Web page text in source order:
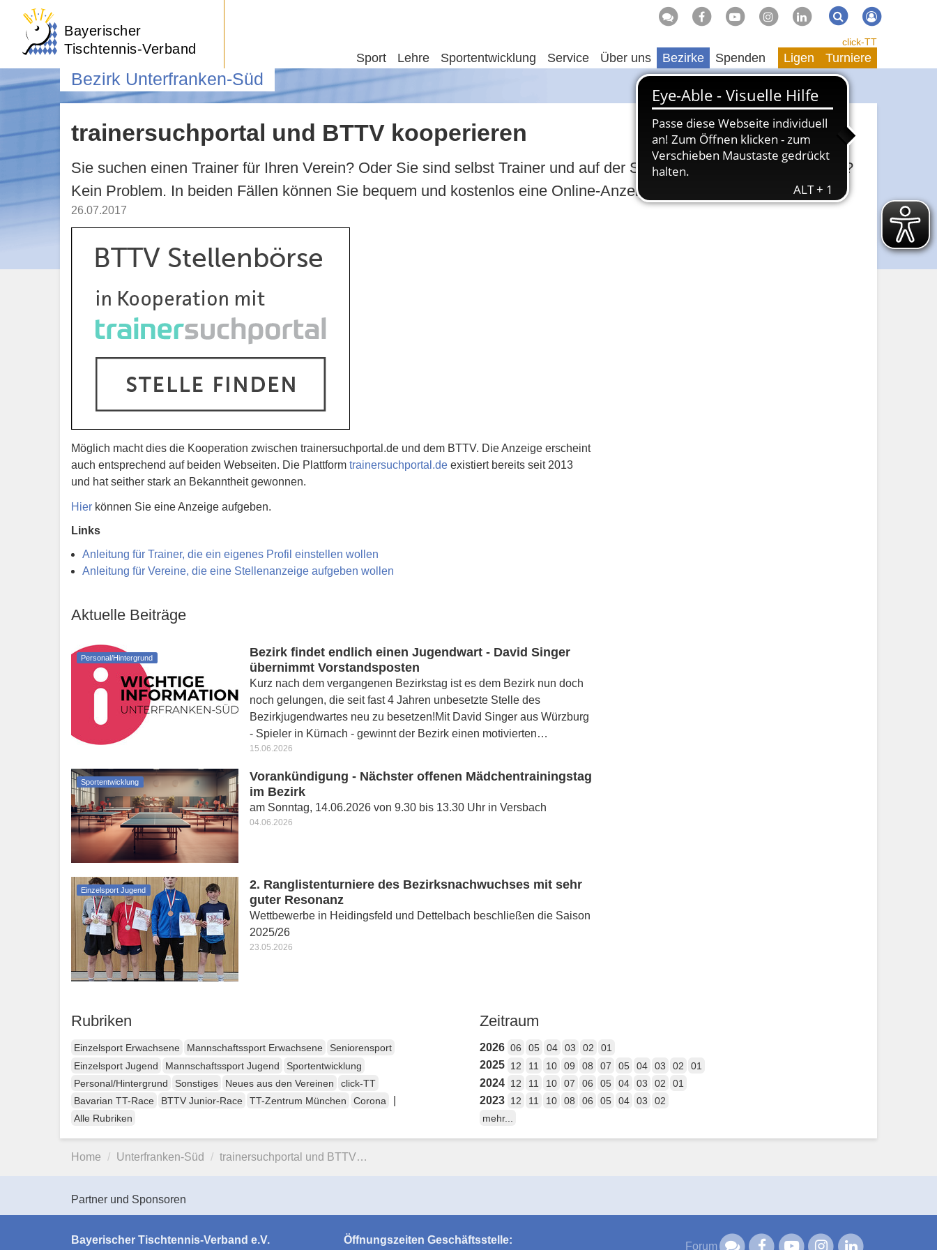
Bayerischer
Tischtennis-Verband
Suche Suchen
Sport Lehre Sportentwicklung Service Über uns Bezirke Spenden
click-TT
Ligen Turniere
Bezirk Unterfranken-Süd
trainersuchportal und BTTV kooperieren
Sie suchen einen Trainer für Ihren Verein? Oder Sie sind selbst Trainer und auf der Suche nach einem Engagement?
Kein Problem. In beiden Fällen können Sie bequem und kostenlos eine Online-Anzeige aufgeben.
26.07.2017
Möglich macht dies die Kooperation zwischen trainersuchportal.de und dem BTTV. Die Anzeige erscheint
auch entsprechend auf beiden Webseiten. Die Plattform trainersuchportal.de existiert bereits seit 2013
und hat seither stark an Bekanntheit gewonnen.
Hier können Sie eine Anzeige aufgeben.
Links
Anleitung für Trainer, die ein eigenes Profil einstellen wollen
Anleitung für Vereine, die eine Stellenanzeige aufgeben wollen
Aktuelle Beiträge
Personal/Hintergrund
Bezirk findet endlich einen Jugendwart - David Singer
übernimmt Vorstandsposten
Kurz nach dem vergangenen Bezirkstag ist es dem Bezirk nun doch
noch gelungen, die seit fast 4 Jahren unbesetzte Stelle des
Bezirkjugendwartes neu zu besetzen!Mit David Singer aus Würzburg
- Spieler in Kürnach - gewinnt der Bezirk einen motivierten…
15.06.2026
Sportentwicklung
Vorankündigung - Nächster offenen Mädchentrainingstag
im Bezirk
am Sonntag, 14.06.2026 von 9.30 bis 13.30 Uhr in Versbach
04.06.2026
Einzelsport Jugend
2. Ranglistenturniere des Bezirksnachwuchses mit sehr
guter Resonanz
Wettbewerbe in Heidingsfeld und Dettelbach beschließen die Saison
2025/26
23.05.2026
Rubriken
Einzelsport Erwachsene Mannschaftssport Erwachsene
Seniorensport
Einzelsport Jugend
Mannschaftssport Jugend
Sportentwicklung
Personal/Hintergrund
Sonstiges Neues aus den Vereinen
click-TT
Bavarian TT-Race
BTTV Junior-Race TT-Zentrum München Corona
Alle Rubriken
Zeitraum
2026 06 05 04 03 02 01
2025 12 11 10 09 08 07 05 04 03 02 01
2024 12 11 10 07 06 05 04 03 02 01
2023 12 11 10 08 06 05 04 03
02
mehr...
Home Unterfranken-Süd trainersuchportal und BTTV…
Partner und Sponsoren
Bayerischer Tischtennis-Verband e.V. Öffnungszeiten Geschäftsstelle:
Forum